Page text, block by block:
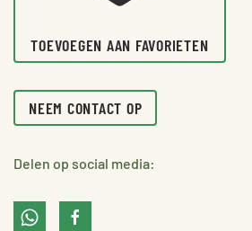
TOEVOEGEN AAN FAVORIETEN
NEEM CONTACT OP
Delen op social media: